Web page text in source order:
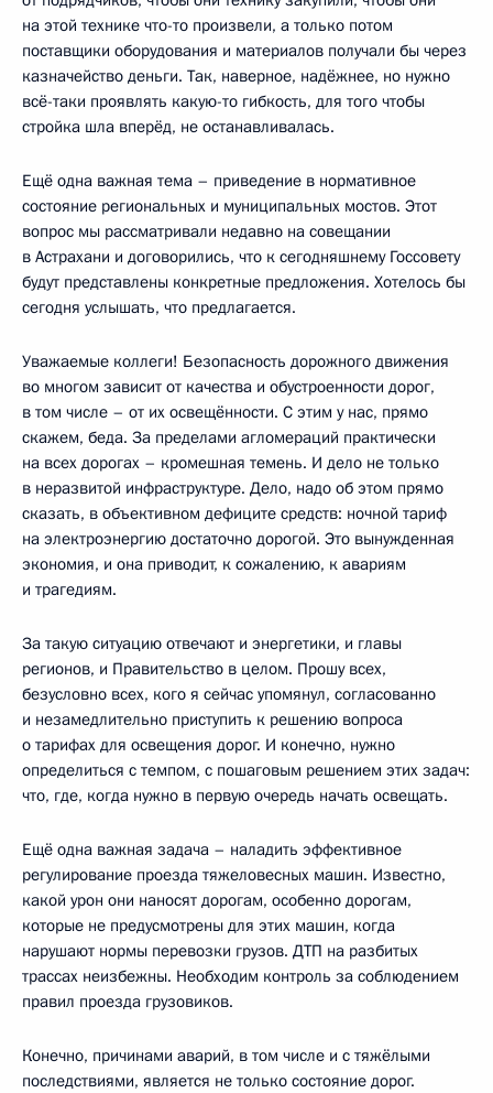
на этой технике что-то произвели, а только потом
поставщики оборудования и материалов получали бы через
казначейство деньги. Так, наверное, надёжнее, но нужно
всё-таки проявлять какую-то гибкость, для того чтобы
стройка шла вперёд, не останавливалась.
Ещё одна важная тема – приведение в нормативное
состояние региональных и муниципальных мостов. Этот
вопрос мы рассматривали недавно на совещании
в Астрахани и договорились, что к сегодняшнему Госсовету
будут представлены конкретные предложения. Хотелось бы
сегодня услышать, что предлагается.
Уважаемые коллеги! Безопасность дорожного движения
во многом зависит от качества и обустроенности дорог,
в том числе – от их освещённости. С этим у нас, прямо
скажем, беда. За пределами агломераций практически
на всех дорогах – кромешная темень. И дело не только
в неразвитой инфраструктуре. Дело, надо об этом прямо
сказать, в объективном дефиците средств: ночной тариф
на электроэнергию достаточно дорогой. Это вынужденная
экономия, и она приводит, к сожалению, к авариям
и трагедиям.
За такую ситуацию отвечают и энергетики, и главы
регионов, и Правительство в целом. Прошу всех,
безусловно всех, кого я сейчас упомянул, согласованно
и незамедлительно приступить к решению вопроса
о тарифах для освещения дорог. И конечно, нужно
определиться с темпом, с пошаговым решением этих задач:
что, где, когда нужно в первую очередь начать освещать.
Ещё одна важная задача – наладить эффективное
регулирование проезда тяжеловесных машин. Известно,
какой урон они наносят дорогам, особенно дорогам,
которые не предусмотрены для этих машин, когда
нарушают нормы перевозки грузов. ДТП на разбитых
трассах неизбежны. Необходим контроль за соблюдением
правил проезда грузовиков.
Конечно, причинами аварий, в том числе и с тяжёлыми
последствиями, является не только состояние дорог.